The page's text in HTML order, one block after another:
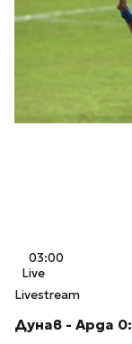
03:00
Live
Livestream
Дунав - Арда